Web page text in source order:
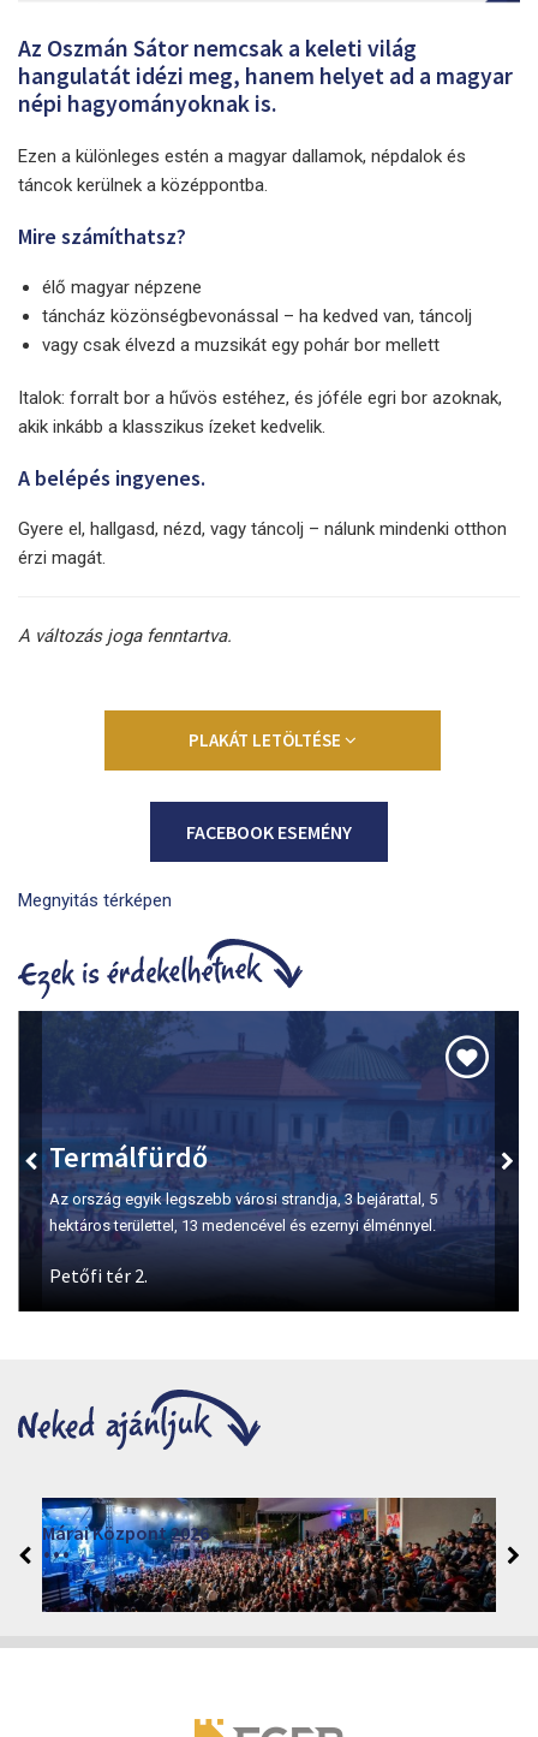
Az Oszmán Sátor nemcsak a keleti világ
hangulatát idézi meg, hanem helyet ad a magyar
népi hagyományoknak is.
Ezen a különleges estén a magyar dallamok, népdalok és
táncok kerülnek a középpontba.
Mire számíthatsz?
élő magyar népzene
táncház közönségbevonással – ha kedved van, táncolj
vagy csak élvezd a muzsikát egy pohár bor mellett
Italok: forralt bor a hűvös estéhez, és jóféle egri bor azoknak,
akik inkább a klasszikus ízeket kedvelik.
A belépés ingyenes.
Gyere el, hallgasd, nézd, vagy táncolj – nálunk mindenki otthon
érzi magát.
A változás joga fenntartva.
PLAKÁT LETÖLTÉSE
FACEBOOK ESEMÉNY
Megnyitás térképen
Szépasszony-völgy
A borkóstolás első számú helyszíne Egerben.
Moziműsor
2026
Cinema Agria, Eger 3300, Törvényház utca 4.